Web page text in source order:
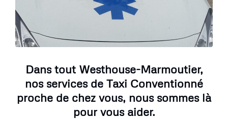
Dans tout Westhouse-Marmoutier,
nos services de Taxi Conventionné
proche de chez vous, nous sommes là
pour vous aider.